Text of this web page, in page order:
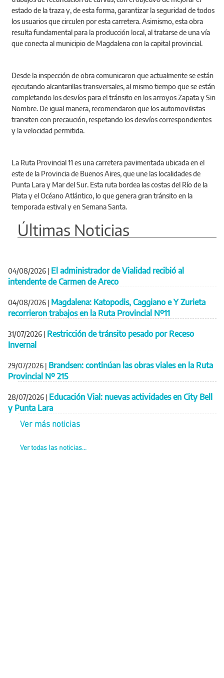
estado de la traza y, de esta forma, garantizar la seguridad de todos
los usuarios que circulen por esta carretera. Asimismo, esta obra
resulta fundamental para la producción local, al tratarse de una vía
que conecta al municipio de Magdalena con la capital provincial.
Desde la inspección de obra comunicaron que actualmente se están
ejecutando alcantarillas transversales, al mismo tiempo que se están
completando los desvíos para el tránsito en los arroyos Zapata y Sin
Nombre. De igual manera, recomendaron que los automovilistas
transiten con precaución, respetando los desvíos correspondientes
y la velocidad permitida.
La Ruta Provincial 11 es una carretera pavimentada ubicada en el
este de la Provincia de Buenos Aires, que une las localidades de
Punta Lara y Mar del Sur. Esta ruta bordea las costas del Río de la
Plata y el Océano Atlántico, lo que genera gran tránsito en la
temporada estival y en Semana Santa.
Últimas Noticias
04/08/2026 | El administrador de Vialidad recibió al
intendente de Carmen de Areco
04/08/2026 | Magdalena: Katopodis, Caggiano e Y Zurieta
recorrieron trabajos en la Ruta Provincial Nº11
31/07/2026 | Restricción de tránsito pesado por Receso
Invernal
29/07/2026 | Brandsen: continúan las obras viales en la Ruta
Provincial Nº 215
28/07/2026 | Educación Vial: nuevas actividades en City Bell
y Punta Lara
Ver más noticias
Ver todas las noticias...